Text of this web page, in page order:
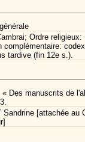
Ordre
complémentaire:
tardive (fin 12e s.).
« Des manuscrits de
Sandrine [attachée au